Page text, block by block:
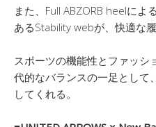
また、Full ABZORB heelに
あるStability webが、快適な
スポーツの機能性とファッシ
代的なバランスの一足として
してくれる。